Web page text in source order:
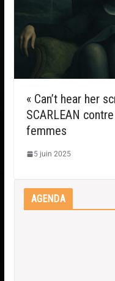
« Can’t hear her
SCARLEAN
femmes
5 juin 2025
AGENDA